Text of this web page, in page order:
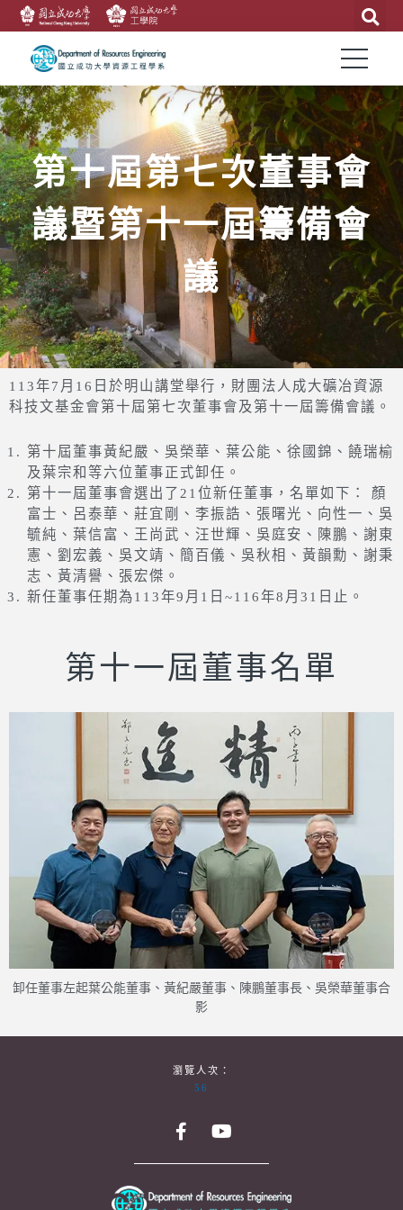
第十屆第七次董事會
議暨第十一屆籌備會
議
113年7月16日於明山講堂舉行，財團法人成大礦冶資源
科技文基金會第十屆第七次董事會及第十一屆籌備會議。
第十屆董事黃紀嚴、吳榮華、葉公能、徐國錦、饒瑞榆
及葉宗和等六位董事正式卸任。
第十一屆董事會選出了21位新任董事，名單如下： 顏
富士、呂泰華、莊宜剛、李振誥、張曙光、向性一、吳
毓純、葉信富、王尚武、汪世輝、吳庭安、陳鵬、謝東
憲、劉宏義、吳文靖、簡百儀、吳秋相、黃韻勳、謝秉
志、黃清譽、張宏傑。
新任董事任期為113年9月1日~116年8月31日止。
第十一屆董事名單
卸任董事左起葉公能董事、黃紀嚴董事、陳鵬董事長、吳榮華董事合
影
瀏覽人次：
56